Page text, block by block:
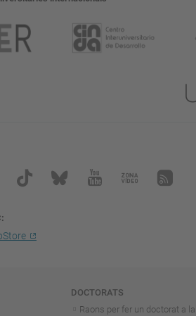
DOCTORATS
Raons per fer un doctorat a la